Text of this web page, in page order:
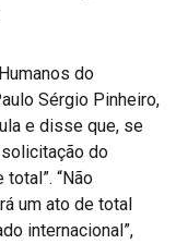
do
Sérgio Pinheiro,
e disse que, se
do
“Não
um ato de total
internacional”,